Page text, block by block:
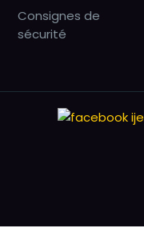
Consignes de
sécurité